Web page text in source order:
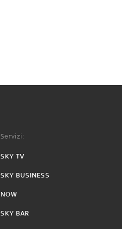
Servizi:
SKY TV
SKY BUSINESS
NOW
SKY BAR